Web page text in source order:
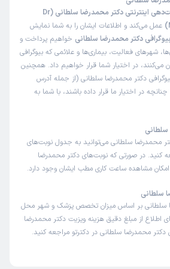
کلیه یا مثانه
نوبت مطب از دکترتو
(
1403/12/06
)
نوبت مطب از دکترتو
این صفحه مثل سایت نوبت‌دهی اینترنتی دکتر محمدرضا سلطانی (Dr
عمل می‌کند و اطلاعات ایشان را به شما نمایش
بیوگرافی دکتر محمدرضا سلطانی خواهیم پرداخت و
شهرهای فعالیت، بیماری‌ها و علائمی که بیوگرافی
می‌کنند، در اختیار شما قرار خواهیم داد. همچنین
دکتر محمدرضا سلطانی (از جمله آدرس
در اختیار ما قرار داده باشند، با شما به
محمدرضا سلطانی می‌توانید به جدول نوبت‌های
کنید. در صورتی که نوبت‌های دکتر محمدرضا
امکان مشاهده ساعت کاری مطب ایشان وجود دارد.
سلطانی
سلطانی بر اساس میزان تخصص پزشک و شهر محل
اطلاع از مبلغ دقیق هزینه ویزیت دکتر محمدرضا
دکتر محمدرضا سلطانی در دکترتو مراجعه کنید.